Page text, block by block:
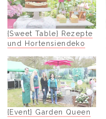
{Sweet Table} Rezepte
und Hortensiendeko
{Event} Garden Queen